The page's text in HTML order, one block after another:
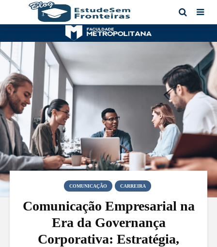
COMUNICAÇÃO CARREIRA
Comunicação Empresarial na
Era da Governança
Corporativa: Estratégia,